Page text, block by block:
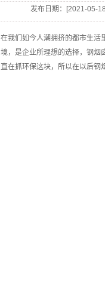
烟囱刷航标
凉水塔防腐
发布日期：[2021-05-
在我们如今人潮拥挤的都市生活
境，是企业所理想的选择，钢烟
直在抓环保这块，所以在以后钢